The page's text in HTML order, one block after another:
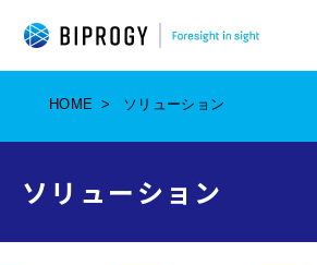
HOME ソリューション
ソリューション